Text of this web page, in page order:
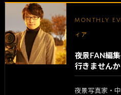
MONTHLY
ィア
夜景FAN編
行きませんか
夜景写真家・